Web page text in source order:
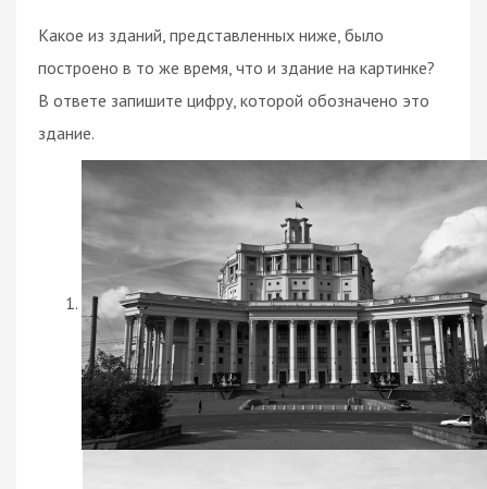
Какое из зданий, представленных ниже, было
построено в то же время, что и здание на картинке?
В ответе запишите цифру, которой обозначено это
здание.